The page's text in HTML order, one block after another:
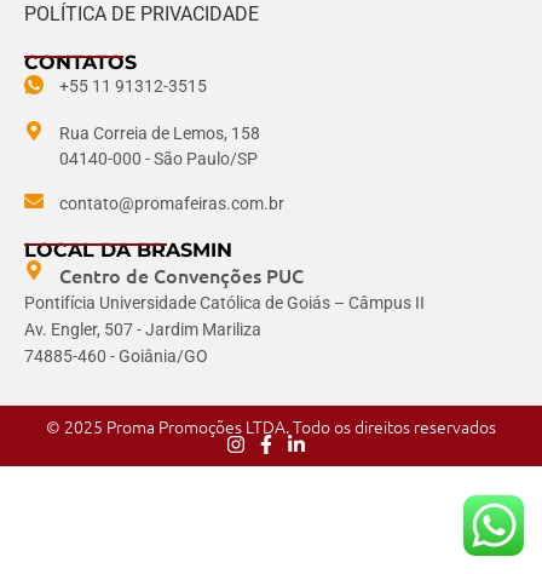
POLÍTICA DE PRIVACIDADE
+55 11 91312-3515
Rua Correia de Lemos, 158
04140-000 - São Paulo/SP
contato@promafeiras.com.br
CONTATOS
LOCAL DA BRASMIN
Centro de Convenções PUC
Pontifícia Universidade Católica de Goiás – Câmpus II
Av. Engler, 507 - Jardim Mariliza
74885-460 - Goiânia/GO
© 2025 Proma Promoções LTDA. Todo os direitos reservados